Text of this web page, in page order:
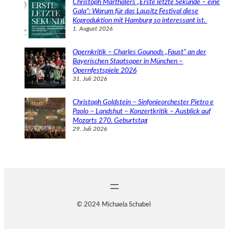
Christoph Marthalers „Erste letzte Sekunde – eine
Gala“: Warum für das Lausitz Festival diese
Koproduktion mit Hamburg so interessant ist.
1. August 2026
Opernkritik – Charles Gounods „Faust“ an der
Bayerischen Staatsoper in München –
Opernfestspiele 2026
31. Juli 2026
Christoph Goldstein – Sinfonieorchester Pietro e
Paolo – Landshut – Konzertkritik – Ausblick auf
Mozarts 270. Geburtstag
29. Juli 2026
© 2024 Michaela Schabel